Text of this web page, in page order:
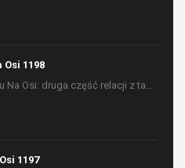
Osi 1198
Na Osi: druga część relacji z ta...
1197